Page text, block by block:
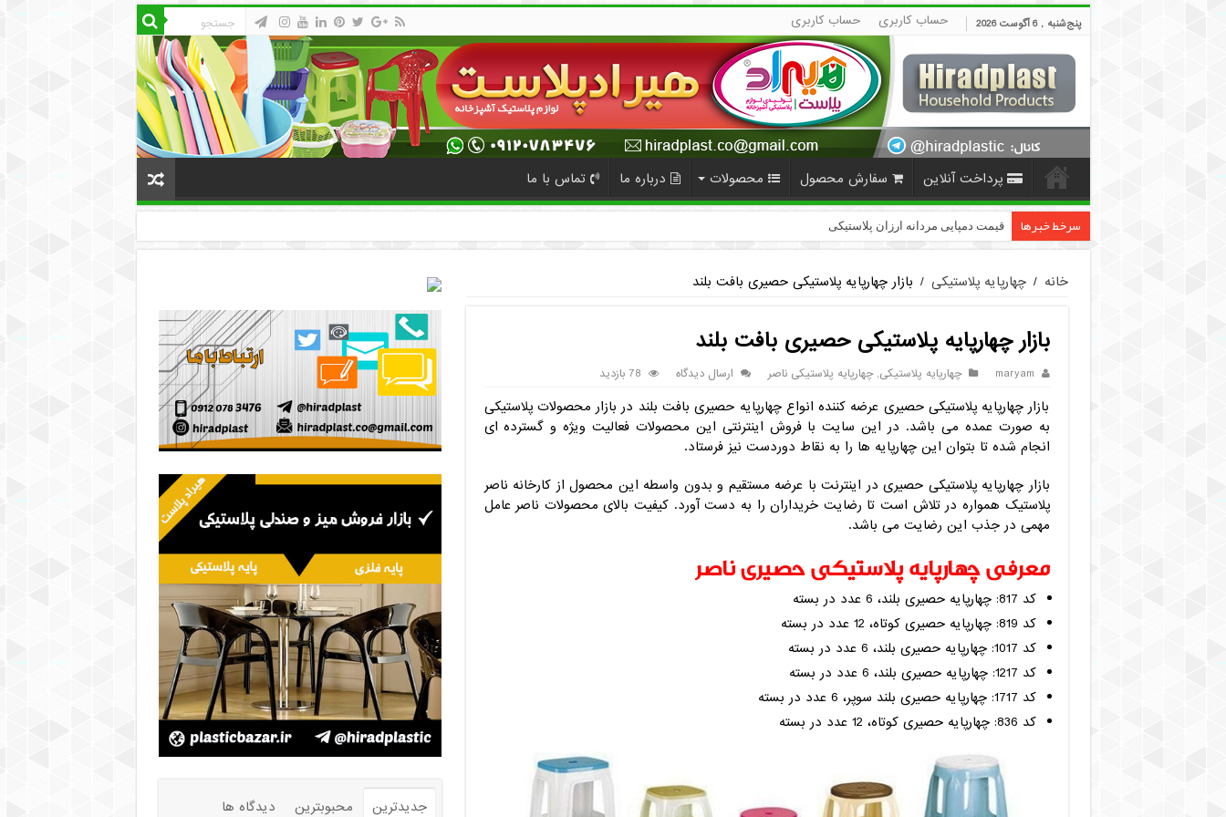
پنج‌شنبه , 6 آگوست 2026 حساب کاربری حساب کاربری
پرداخت آنلاین سفارش محصول محصولات درباره ما تماس با ما
سرخط خبرها قیمت دمپایی مردانه ارزان پلاستیکی | HiradPlast
خانه / چهارپایه پلاستیکی / بازار چهارپایه پلاستیکی حصیری بافت بلند
بازار چهارپایه پلاستیکی حصیری بافت بلند
maryam چهارپایه پلاستیکی,چهارپایه پلاستیکی ناصر ارسال دیدگاه 78 بازدید
بازار چهارپایه پلاستیکی حصیری عرضه کننده انواع چهارپایه حصیری بافت بلند در بازار محصولات پلاستیکی
به صورت عمده می باشد. در این سایت با فروش اینترنتی این محصولات فعالیت ویژه و گسترده ای
انجام شده تا بتوان این چهارپایه ها را به نقاط دوردست نیز فرستاد.
بازار چهارپایه پلاستیکی حصیری در اینترنت با عرضه مستقیم و بدون واسطه این محصول از کارخانه ناصر
پلاستیک همواره در تلاش است تا رضایت خریداران را به دست آورد. کیفیت بالای محصولات ناصر عامل
مهمی در جذب این رضایت می باشد.
معرفی چهارپایه پلاستیکی حصیری ناصر
کد 817: چهارپایه حصیری بلند، 6 عدد در بسته
کد 819: چهارپایه حصیری کوتاه، 12 عدد در بسته
کد 1017: چهارپایه حصیری بلند، 6 عدد در بسته
کد 1217: چهارپایه حصیری بلند، 6 عدد در بسته
کد 1717: چهارپایه حصیری بلند سوپر، 6 عدد در بسته
کد 836: چهارپایه حصیری کوتاه، 12 عدد در بسته
جدیدترین محبوبترین دیدگاه ها